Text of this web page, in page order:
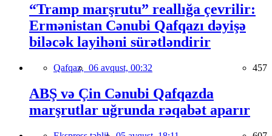
“Tramp marşrutu” reallığa çevrilir:
Ermənistan Cənubi Qafqazı dəyişə
biləcək layihəni sürətləndirir
Qafqaz, 06 avqust, 00:32 457
ABŞ və Çin Cənubi Qafqazda
marşrutlar uğrunda rəqabət aparır